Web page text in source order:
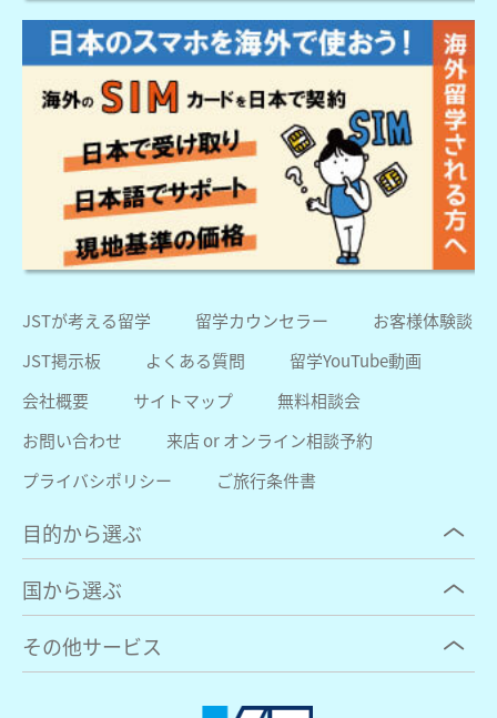
JSTが考える留学 留学カウンセラー
お客様体験談
JST掲示板
よくある質問
留学YouTube動画
会社概要
サイトマップ
無料相談会
お問い合わせ
来店 or オンライン相談予約
プライバシポリシー
ご旅行条件書
目的から選ぶ
国から選ぶ
その他サービス